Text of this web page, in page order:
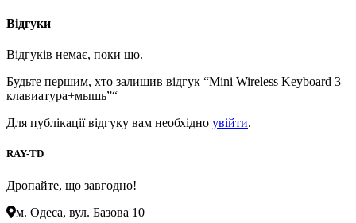
Відгуки
Відгуків немає, поки що.
Будьте першим, хто залишив відгук “Mini Wireless Keyboard 3
клавиатура+мышь”“
Для публікації відгуку вам необхідно увійти.
RAY-TD
Дропайте, що завгодно!
м. Одеса, вул. Базова 10